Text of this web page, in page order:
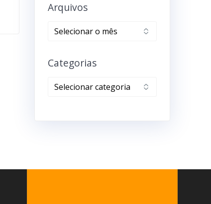
Arquivos
Categorias